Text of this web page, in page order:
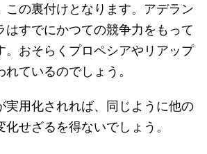
この裏付けとなります。アデラン
はすでにかつての競争力をもって
。おそらくプロペシアやリアップ
ているのでしょう。
実用化されれば、同じように他の
せざるを得ないでしょう。